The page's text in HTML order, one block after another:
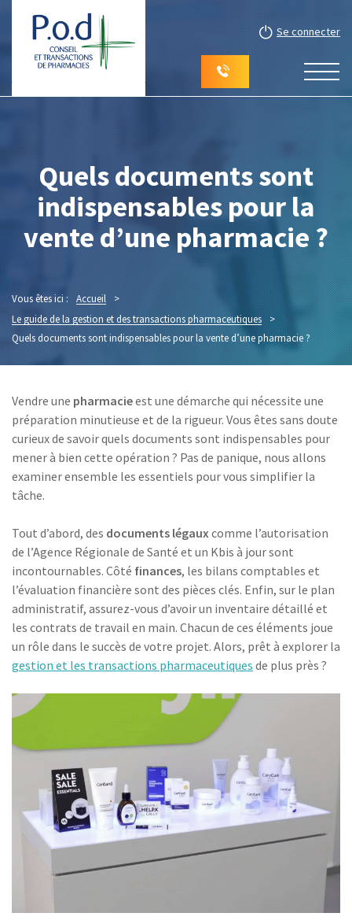
Se connecter
Quels documents sont
indispensables pour la
vente d’une pharmacie ?
Vous êtes ici : Accueil
>
Le guide de la gestion et des transactions pharmaceutiques
>
Quels documents sont indispensables pour la vente d’une pharmacie ?
Vendre une pharmacieest une démarche qui nécessite une
préparation minutieuse et de la rigueur. Vous êtes sans doute
curieux de savoir quels documents sont indispensables pour
mener à bien cette opération ? Pas de panique, nous allons
examiner ensemble les essentiels pour vous simplifier la
tâche.
Tout d’abord, des documents légauxcomme l’autorisation
de l’Agence Régionale de Santé et un Kbis à jour sont
incontournables. Côté finances, les bilans comptables et
l’évaluation financière sont des pièces clés. Enfin, sur le plan
administratif, assurez-vous d’avoir un inventaire détaillé et
les contrats de travail en main. Chacun de ces éléments joue
un rôle dans le succès de votre projet. Alors, prêt à explorer la
gestion et les transactions pharmaceutiques de plus près ?